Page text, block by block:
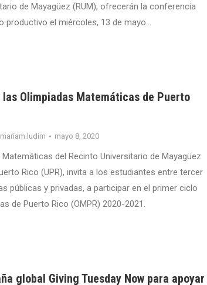
de Mayagüez (RUM), ofrecerán la conferencia
productivo el miércoles, 13 de mayo…
Olimpiadas Matemáticas de Puerto
mariam.ludim mayo 8, 2020
del Recinto Universitario de Mayagüez
Rico (UPR), invita a los estudiantes entre tercer
públicas y privadas, a participar en el primer ciclo
de Puerto Rico (OMPR) 2020-2021.
global Giving Tuesday Now para apoyar